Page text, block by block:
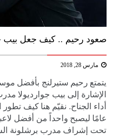
صعود رحيم .. كيف جعل بيب
مارس 28, 2018
يتمتع رحيم ستيرلنج بأفضل
الإشارة إلى بيب جوارديولا
عامًا ليصبح واحداً من أفضل
تحت إشراف مدرب برشلونة